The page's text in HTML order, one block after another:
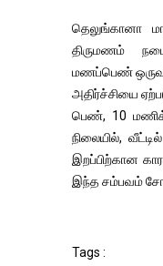
தெலுங்கானா
திருமணம்
மணப்பெண் ஒருவர்
அதிர்ச்சியை
பெண், 10
நிலையில்,
இறப்பிற்கான
இந்த சம்பவம்
Tags :